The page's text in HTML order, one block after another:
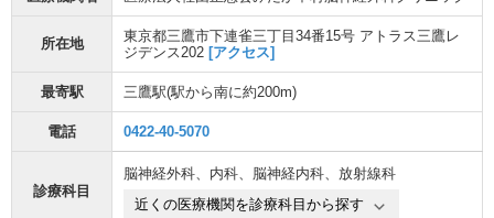
所在地
東京都三鷹市下連雀三丁目34番15号 アトラス三鷹レ
ジデンス202 [アクセス]
最寄駅 三鷹駅(駅から南に約200m)
電話 0422-40-5070
診療科目
脳神経外科、 内科、 脳神経内科、 放射線科
近くの医療機関を診療科目から探す